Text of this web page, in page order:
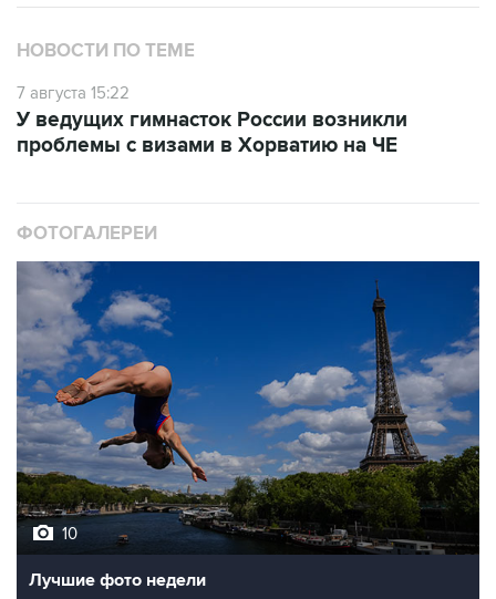
НОВОСТИ ПО ТЕМЕ
7 августа 15:22
У ведущих гимнасток России возникли
проблемы с визами в Хорватию на ЧЕ
ФОТОГАЛЕРЕИ
10
Лучшие фото недели